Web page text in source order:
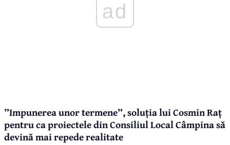
ad
”Impunerea unor termene”, soluția lui Cosmin Raț
pentru ca proiectele din Consiliul Local Câmpina să
devină mai repede realitate